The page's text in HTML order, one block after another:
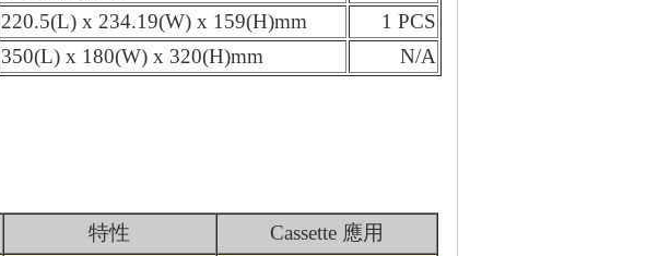
220.5(L) x 234.19(W) x 159(H)mm
1 PCS
350(L) x 180(W) x 320(H)mm N/A
特性
Cassette 應用